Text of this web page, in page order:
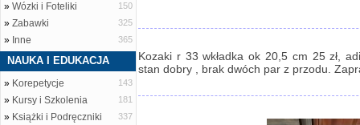
» Wózki i Foteliki 150
» Zabawki 325
» Inne 365
NAUKA I EDUKACJA
» Korepetycje 143
» Kursy i Szkolenia 181
» Książki i Podręczniki 337
Kozaki r 33 wkładka ok 20,5 cm 25 zł,
stan dobry , brak dwóch par z przodu.